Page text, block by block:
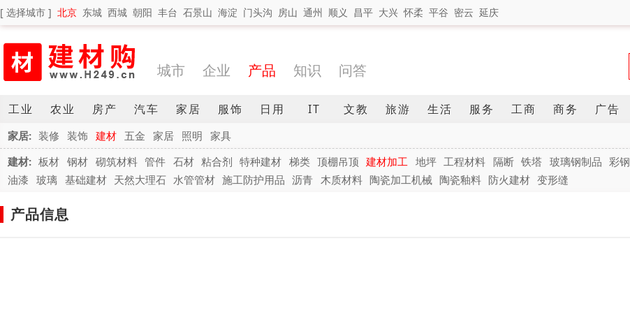
[ 选择城市 ] 北京 东城 西城 朝阳 丰台 石景山 海淀 门头沟 房山 通州 顺义 昌平 大兴 怀柔 平谷 密云 延庆
城市 企业 产品 知识 问答
工业 农业 房产 汽车 家居 服饰 日用 IT 文教 旅游 生活 服务 工商 商务 广告
家居: 装修 装饰 建材 五金 家居 照明 家具
建材: 板材 钢材 砌筑材料 管件 石材 粘合剂 特种建材 梯类 顶棚吊顶 建材加工 地坪 工程材料 隔断 铁塔 玻璃钢制品 彩钢
油漆
玻璃 基础建材 天然大理石 水管管材 施工防护用品 沥青 木质材料 陶瓷加工机械 陶瓷釉料 防火建材 变形缝
产品信息